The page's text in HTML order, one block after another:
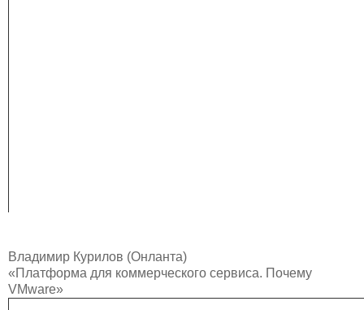
Владимир Курилов (Онланта)
«Платформа для коммерческого сервиса. Почему
VMware»